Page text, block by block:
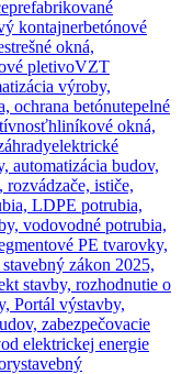
prefabrikované
kontajnerbetónové
strešné okná,
pletivoVZT
výroby,
ochrana betónutepelné
hliníkové okná,
elektrické
automatizácia budov,
ističe,
LDPE potrubia,
vodovodné potrubia,
PE tvarovky,
zákon 2025,
stavby, rozhodnutie o
Portál výstavby,
zabezpečovacie
elektrickej energie
stavebný